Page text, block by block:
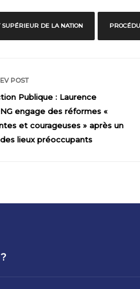
SUPÉRIEUR DE LA NATION
POST
Publique : Laurence
engage des réformes «
et courageuses » après un
lieux préoccupants